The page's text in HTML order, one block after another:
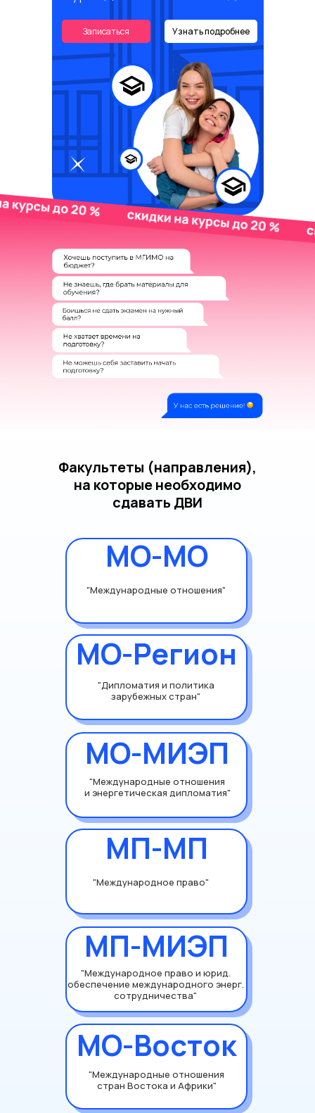
Узнать подробнее
Записаться
Факультеты (направления),
на которые необходимо
сдавать ДВИ
МО-МО
"Международные отношения"
МО-Регион
"Дипломатия и политика
зарубежных стран"
МО-МИЭП
"Международные отношения
и энергетическая дипломатия"
МП-МП
"Международное право"
МО-Восток
"Международные отношения
стран Востока и Африки"
МП-МИЭП
"Международное право и юрид.
обеспечение международного энерг.
сотрудничества"